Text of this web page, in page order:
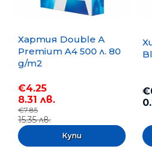
Хартия Double A
Premium A4 500 л. 80
g/m2
€4.25
8.31 лв.
€7.85
15.35 лв.